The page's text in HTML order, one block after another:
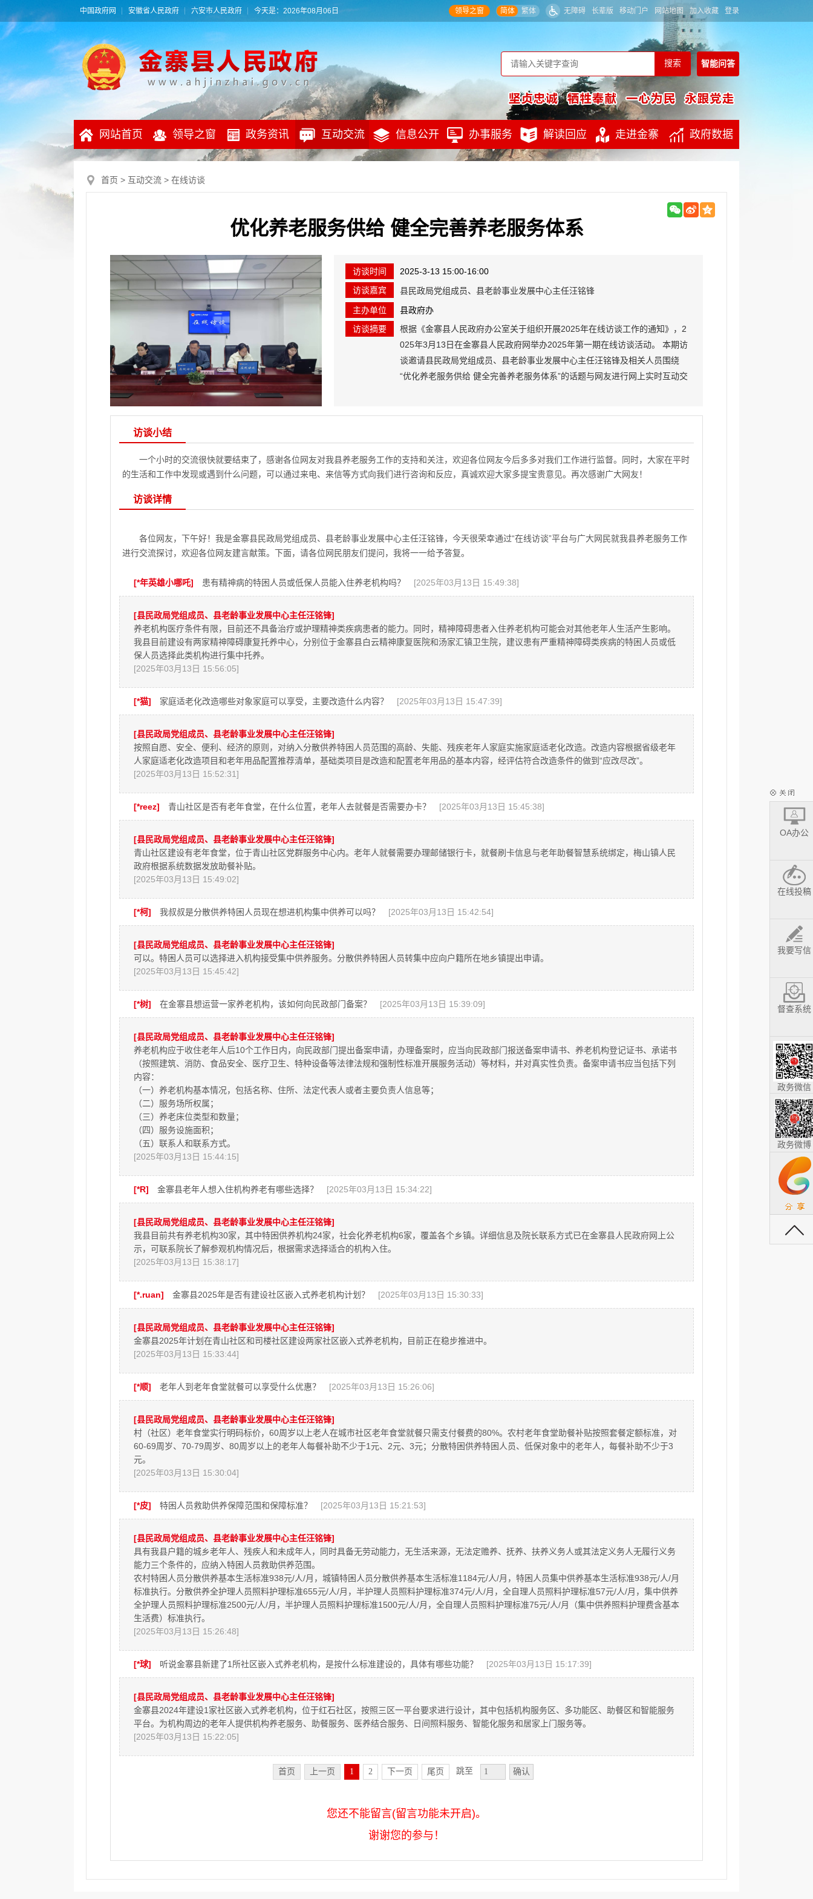
中国政府网 安徽省人民政府 六安市人民政府 今天是：2026年08月06日 领导之窗 简体 繁体 无障碍 长辈版 移动门户 网站地图 加入收藏 登录
智能问答
网站首页 领导之窗 政务资讯 互动交流 信息公开 办事服务 解读回应 走进金寨 政府数据
首页 > 互动交流 > 在线访谈
优化养老服务供给 健全完善养老服务体系
访谈时间
2025-3-13 15:00-16:00
访谈嘉宾
县民政局党组成员、县老龄事业发展中心主任汪铭锋
主办单位
县政府办
访谈摘要
根据《金寨县人民政府办公室关于组织开展2025年在线访谈工作的通知》，2
025年3月13日在金寨县人民政府网举办2025年第一期在线访谈活动。 本期访
谈邀请县民政局党组成员、县老龄事业发展中心主任汪铭锋及相关人员围绕
“优化养老服务供给 健全完善养老服务体系”的话题与网友进行网上实时互动交
访谈小结
一个小时的交流很快就要结束了，感谢各位网友对我县养老服务工作的支持和关注，欢迎各位网友今后多多对我们工作进行监督。同时，大家在平时
的生活和工作中发现或遇到什么问题，可以通过来电、来信等方式向我们进行咨询和反应，真诚欢迎大家多提宝贵意见。再次感谢广大网友！
访谈详情
各位网友，下午好！我是金寨县民政局党组成员、县老龄事业发展中心主任汪铭锋，今天很荣幸通过“在线访谈”平台与广大网民就我县养老服务工作
进行交流探讨，欢迎各位网友建言献策。下面，请各位网民朋友们提问，我将一一给予答复。
[*年英雄小哪吒] 患有精神病的特困人员或低保人员能入住养老机构吗？ [2025年03月13日 15:49:38]
[县民政局党组成员、县老龄事业发展中心主任汪铭锋]
养老机构医疗条件有限，目前还不具备治疗或护理精神类疾病患者的能力。同时，精神障碍患者入住养老机构可能会对其他老年人生活产生影响。
我县目前建设有两家精神障碍康复托养中心，分别位于金寨县白云精神康复医院和汤家汇镇卫生院，建议患有严重精神障碍类疾病的特困人员或低
保人员选择此类机构进行集中托养。
[2025年03月13日 15:56:05]
[*猫] 家庭适老化改造哪些对象家庭可以享受，主要改造什么内容？ [2025年03月13日 15:47:39]
[县民政局党组成员、县老龄事业发展中心主任汪铭锋]
按照自愿、安全、便利、经济的原则，对纳入分散供养特困人员范围的高龄、失能、残疾老年人家庭实施家庭适老化改造。改造内容根据省级老年
人家庭适老化改造项目和老年用品配置推荐清单，基础类项目是改造和配置老年用品的基本内容，经评估符合改造条件的做到“应改尽改”。
[2025年03月13日 15:52:31]
[*reez] 青山社区是否有老年食堂，在什么位置，老年人去就餐是否需要办卡？ [2025年03月13日 15:45:38]
[县民政局党组成员、县老龄事业发展中心主任汪铭锋]
青山社区建设有老年食堂，位于青山社区党群服务中心内。老年人就餐需要办理邮储银行卡，就餐刷卡信息与老年助餐智慧系统绑定，梅山镇人民
政府根据系统数据发放助餐补贴。
[2025年03月13日 15:49:02]
[*柯] 我叔叔是分散供养特困人员现在想进机构集中供养可以吗？ [2025年03月13日 15:42:54]
[县民政局党组成员、县老龄事业发展中心主任汪铭锋]
可以。特困人员可以选择进入机构接受集中供养服务。分散供养特困人员转集中应向户籍所在地乡镇提出申请。
[2025年03月13日 15:45:42]
[*树] 在金寨县想运营一家养老机构，该如何向民政部门备案？ [2025年03月13日 15:39:09]
[县民政局党组成员、县老龄事业发展中心主任汪铭锋]
养老机构应于收住老年人后10个工作日内，向民政部门提出备案申请，办理备案时，应当向民政部门报送备案申请书、养老机构登记证书、承诺书
（按照建筑、消防、食品安全、医疗卫生、特种设备等法律法规和强制性标准开展服务活动）等材料，并对真实性负责。备案申请书应当包括下列
内容：
（一）养老机构基本情况，包括名称、住所、法定代表人或者主要负责人信息等；
（二）服务场所权属；
（三）养老床位类型和数量；
（四）服务设施面积；
（五）联系人和联系方式。
[2025年03月13日 15:44:15]
[*R] 金寨县老年人想入住机构养老有哪些选择？ [2025年03月13日 15:34:22]
[县民政局党组成员、县老龄事业发展中心主任汪铭锋]
我县目前共有养老机构30家，其中特困供养机构24家，社会化养老机构6家，覆盖各个乡镇。详细信息及院长联系方式已在金寨县人民政府网上公
示，可联系院长了解参观机构情况后，根据需求选择适合的机构入住。
[2025年03月13日 15:38:17]
[*.ruan] 金寨县2025年是否有建设社区嵌入式养老机构计划？ [2025年03月13日 15:30:33]
[县民政局党组成员、县老龄事业发展中心主任汪铭锋]
金寨县2025年计划在青山社区和司楼社区建设两家社区嵌入式养老机构，目前正在稳步推进中。
[2025年03月13日 15:33:44]
[*顺] 老年人到老年食堂就餐可以享受什么优惠？ [2025年03月13日 15:26:06]
[县民政局党组成员、县老龄事业发展中心主任汪铭锋]
村（社区）老年食堂实行明码标价，60周岁以上老人在城市社区老年食堂就餐只需支付餐费的80%。农村老年食堂助餐补贴按照套餐定额标准，对
60-69周岁、70-79周岁、80周岁以上的老年人每餐补助不少于1元、2元、3元；分散特困供养特困人员、低保对象中的老年人，每餐补助不少于3
元。
[2025年03月13日 15:30:04]
[*皮] 特困人员救助供养保障范围和保障标准？ [2025年03月13日 15:21:53]
[县民政局党组成员、县老龄事业发展中心主任汪铭锋]
具有我县户籍的城乡老年人、残疾人和未成年人，同时具备无劳动能力，无生活来源，无法定赡养、抚养、扶养义务人或其法定义务人无履行义务
能力三个条件的，应纳入特困人员救助供养范围。
农村特困人员分散供养基本生活标准938元/人/月，城镇特困人员分散供养基本生活标准1184元/人/月，特困人员集中供养基本生活标准938元/人/月
标准执行。分散供养全护理人员照料护理标准655元/人/月，半护理人员照料护理标准374元/人/月，全自理人员照料护理标准57元/人/月，集中供养
全护理人员照料护理标准2500元/人/月，半护理人员照料护理标准1500元/人/月，全自理人员照料护理标准75元/人/月（集中供养照料护理费含基本
生活费）标准执行。
[2025年03月13日 15:26:48]
[*球] 听说金寨县新建了1所社区嵌入式养老机构，是按什么标准建设的，具体有哪些功能？ [2025年03月13日 15:17:39]
[县民政局党组成员、县老龄事业发展中心主任汪铭锋]
金寨县2024年建设1家社区嵌入式养老机构，位于红石社区，按照三区一平台要求进行设计，其中包括机构服务区、多功能区、助餐区和智能服务
平台。为机构周边的老年人提供机构养老服务、助餐服务、医养结合服务、日间照料服务、智能化服务和居家上门服务等。
[2025年03月13日 15:22:05]
首页 上一页 1 2 下一页 尾页 跳至 确认
您还不能留言(留言功能未开启)。
谢谢您的参与！
OA办公
在线投稿
我要写信
督查系统
政务微信
政务微博